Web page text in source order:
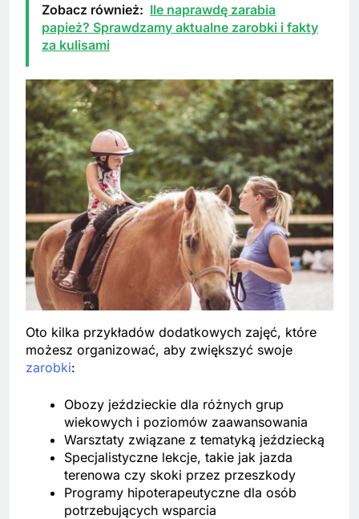
Zobacz również: Ile naprawdę zarabia
papież? Sprawdzamy aktualne zarobki i fakty
za kulisami
Oto kilka przykładów dodatkowych zajęć, które
możesz organizować, aby zwiększyć swoje
zarobki:
Obozy jeździeckie dla różnych grup
wiekowych i poziomów zaawansowania
Warsztaty związane z tematyką jeździecką
Specjalistyczne lekcje, takie jak jazda
terenowa czy skoki przez przeszkody
Programy hipoterapeutyczne dla osób
potrzebujących wsparcia